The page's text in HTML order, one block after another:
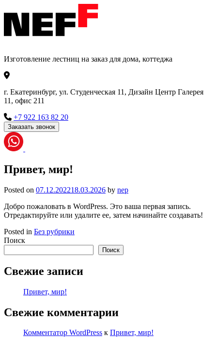
Изготовление лестниц на заказ для дома, коттеджа
г. Екатеринбург, ул. Студенческая 11, Дизайн Центр Галерея
11, офис 211
+7 922 163 82 20
Заказать звонок
Привет, мир!
Posted on 07.12.202218.03.2026 by nep
Добро пожаловать в WordPress. Это ваша первая запись.
Отредактируйте или удалите ее, затем начинайте создавать!
Posted in Без рубрики
Поиск
Поиск
Свежие записи
Привет, мир!
Свежие комментарии
Комментатор WordPress к Привет, мир!